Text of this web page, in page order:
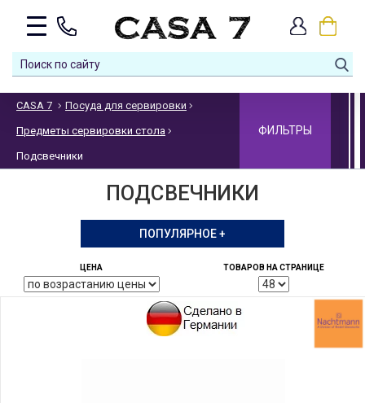
CASA 7 Посуда для сервировки
Предметы сервировки стола
Подсвечники
ФИЛЬТРЫ
ПОДСВЕЧНИКИ
ПОПУЛЯРНОЕ +
ЦЕНА ТОВАРОВ НА СТРАНИЦЕ